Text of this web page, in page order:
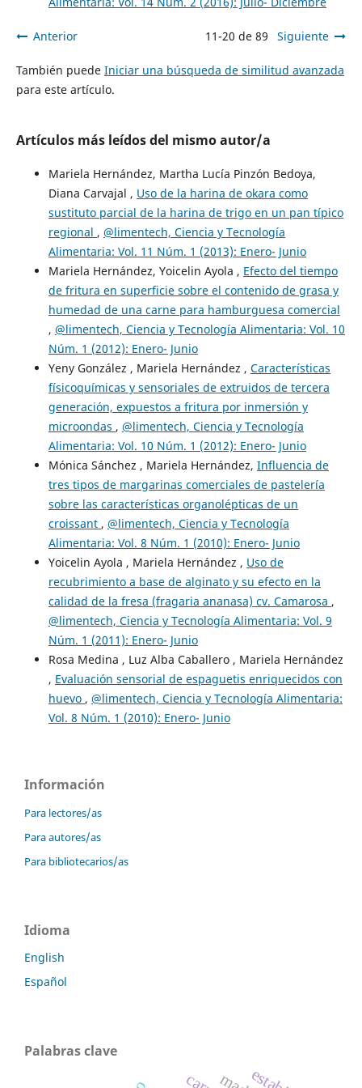
Anterior 11-20 de 89 Siguiente
También puede Iniciar una búsqueda de similitud avanzada
para este artículo.
Artículos más leídos del mismo autor/a
Mariela Hernández, Martha Lucía Pinzón Bedoya,
Diana Carvajal , Uso de la harina de okara como
sustituto parcial de la harina de trigo en un pan típico
regional , @limentech, Ciencia y Tecnología
Alimentaria: Vol. 11 Núm. 1 (2013): Enero- Junio
Mariela Hernández, Yoicelin Ayola , Efecto del tiempo
de fritura en superficie sobre el contenido de grasa y
humedad de una carne para hamburguesa comercial
, @limentech, Ciencia y Tecnología Alimentaria: Vol. 10
Núm. 1 (2012): Enero- Junio
Yeny González , Mariela Hernández , Características
físicoquímicas y sensoriales de extruidos de tercera
generación, expuestos a fritura por inmersión y
microondas , @limentech, Ciencia y Tecnología
Alimentaria: Vol. 10 Núm. 1 (2012): Enero- Junio
Mónica Sánchez , Mariela Hernández, Influencia de
tres tipos de margarinas comerciales de pastelería
sobre las características organolépticas de un
croissant , @limentech, Ciencia y Tecnología
Alimentaria: Vol. 8 Núm. 1 (2010): Enero- Junio
Yoicelin Ayola , Mariela Hernández , Uso de
recubrimiento a base de alginato y su efecto en la
calidad de la fresa (fragaria ananasa) cv. Camarosa ,
@limentech, Ciencia y Tecnología Alimentaria: Vol. 9
Núm. 1 (2011): Enero- Junio
Rosa Medina , Luz Alba Caballero , Mariela Hernández
, Evaluación sensorial de espaguetis enriquecidos con
huevo , @limentech, Ciencia y Tecnología Alimentaria:
Vol. 8 Núm. 1 (2010): Enero- Junio
Información
Para lectores/as
Para autores/as
Para bibliotecarios/as
Idioma
English
Español
Palabras clave